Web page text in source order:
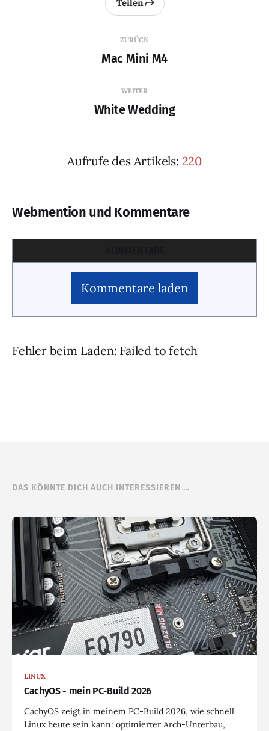
ZURÜCK
Mac Mini M4
Teilen
WEITER
White Wedding
Aufrufe des Artikels: 220
Webmention und Kommentare
Kommentare laden
Fehler beim Laden: Failed to fetch
DAS KÖNNTE DICH AUCH INTERESSIEREN …
LINUX
CachyOS - mein PC-Build 2026
CachyOS zeigt in meinem PC-Build 2026, wie schnell
Linux heute sein kann: optimierter Arch-Unterbau,